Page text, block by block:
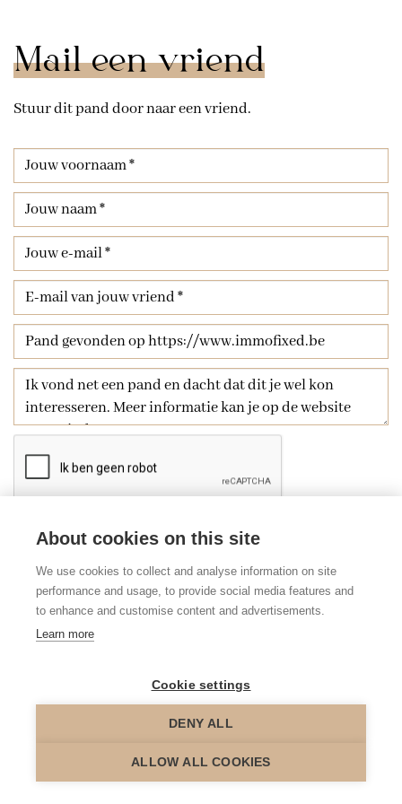
Mail een vriend
Stuur dit pand door naar een vriend.
Ik heb het privacybeleid van deze website gelezen en
Verplicht in te vullen
About cookies on this site
We use cookies to collect and analyse information on site
performance and usage, to provide social media features and
to enhance and customise content and advertisements.
Learn more
Cookie settings
DENY ALL
ALLOW ALL COOKIES